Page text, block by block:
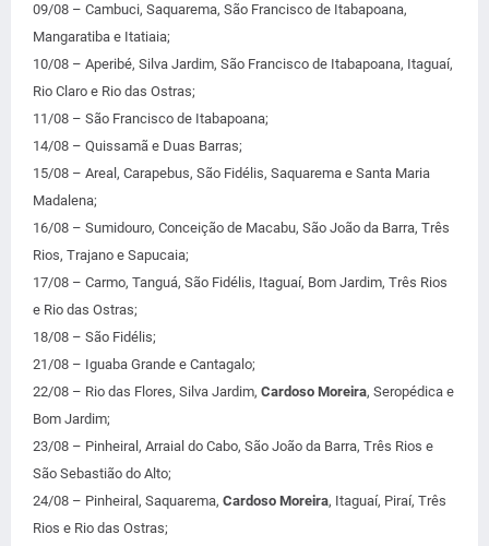
09/08 – Cambuci, Saquarema, São Francisco de Itabapoana,
Mangaratiba e Itatiaia;
10/08 – Aperibé, Silva Jardim, São Francisco de Itabapoana, Itaguaí,
Rio Claro e Rio das Ostras;
11/08 – São Francisco de Itabapoana;
14/08 – Quissamã e Duas Barras;
15/08 – Areal, Carapebus, São Fidélis, Saquarema e Santa Maria
Madalena;
16/08 – Sumidouro, Conceição de Macabu, São João da Barra, Três
Rios, Trajano e Sapucaia;
17/08 – Carmo, Tanguá, São Fidélis, Itaguaí, Bom Jardim, Três Rios
e Rio das Ostras;
18/08 – São Fidélis;
21/08 – Iguaba Grande e Cantagalo;
22/08 – Rio das Flores, Silva Jardim, Cardoso Moreira, Seropédica e
Bom Jardim;
23/08 – Pinheiral, Arraial do Cabo, São João da Barra, Três Rios e
São Sebastião do Alto;
24/08 – Pinheiral, Saquarema, Cardoso Moreira, Itaguaí, Piraí, Três
Rios e Rio das Ostras;